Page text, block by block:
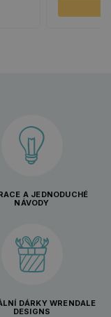
A JEDNODUCHÉ
NÁVODY
DÁRKY WRENDALE
DESIGNS